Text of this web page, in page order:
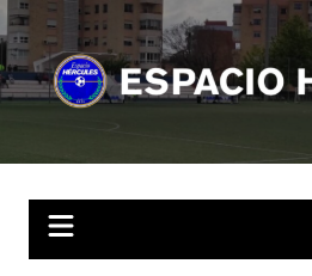
Saltar
al
contenido